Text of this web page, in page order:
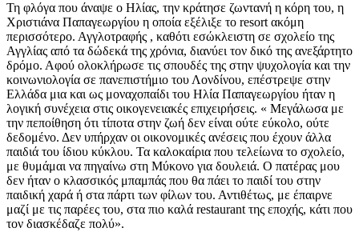
Τη φλόγα που άναψε ο Ηλίας, την κράτησε ζωντανή η κόρη του, η
Χριστιάνα Παπαγεωργίου η οποία εξέλιξε το resort ακόμη
περισσότερο. Αγγλοτραφής , καθότι εσώκλειστη σε σχολείο της
Αγγλίας από τα δώδεκά της χρόνια, διανύει τον δικό της ανεξάρτητο
δρόμο. Αφού ολοκλήρωσε τις σπουδές της στην ψυχολογία και την
κοινωνιολογία σε πανεπιστήμιο του Λονδίνου, επέστρεψε στην
Ελλάδα μια και ως μοναχοπαίδι του Ηλία Παπαγεωργίου ήταν η
λογική συνέχεια στις οικογενειακές επιχειρήσεις. « Μεγάλωσα με
την πεποίθηση ότι τίποτα στην ζωή δεν είναι ούτε εύκολο, ούτε
δεδομένο. Δεν υπήρχαν οι οικονομικές ανέσεις που έχουν άλλα
παιδιά του ίδιου κύκλου. Τα καλοκαίρια που τελείωνα το σχολείο,
με θυμάμαι να πηγαίνω στη Μύκονο για δουλειά. Ο πατέρας μου
δεν ήταν ο κλασσικός μπαμπάς που θα πάει το παιδί του στην
παιδική χαρά ή στα πάρτι των φίλων του. Αντιθέτως, με έπαιρνε
μαζί με τις παρέες του, στα πιο καλά restaurant της εποχής, κάτι που
τον διασκέδαζε πολύ».